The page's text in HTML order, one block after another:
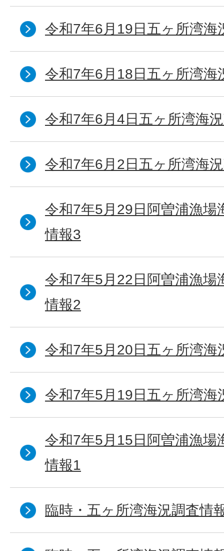
令和7年6月19日五ヶ所湾海
令和7年6月18日五ヶ所湾海
令和7年6月4日五ヶ所湾海
令和7年6月2日五ヶ所湾海
令和7年5月29日阿曽浦漁場
情報3
令和7年5月22日阿曽浦漁場
情報2
令和7年5月20日五ヶ所湾海
令和7年5月19日五ヶ所湾海
令和7年5月15日阿曽浦漁場
情報1
臨時・五ヶ所湾海況調査情